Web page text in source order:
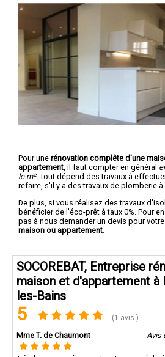
Pour une rénovation complête d'une
appartement , il faut compter en général
le m². Tout dépend des travaux à
refaire, s'il y a des travaux de plomberie à
De plus, si vous réalisez des travaux
bénéficier de l'éco-prêt à taux 0%. Pour
pas à nous demander un devis pour votre
maison ou appartement
SOCOREBAT, Entreprise
maison et d'appartement à
les-Bains
5 (1 avis )
Mme T. de Chaumont Avis